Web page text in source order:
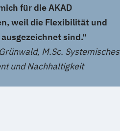
für die AKAD
weil die Flexibilität und
sind."
M.Sc. Systemisches
und Nachhaltigkeit